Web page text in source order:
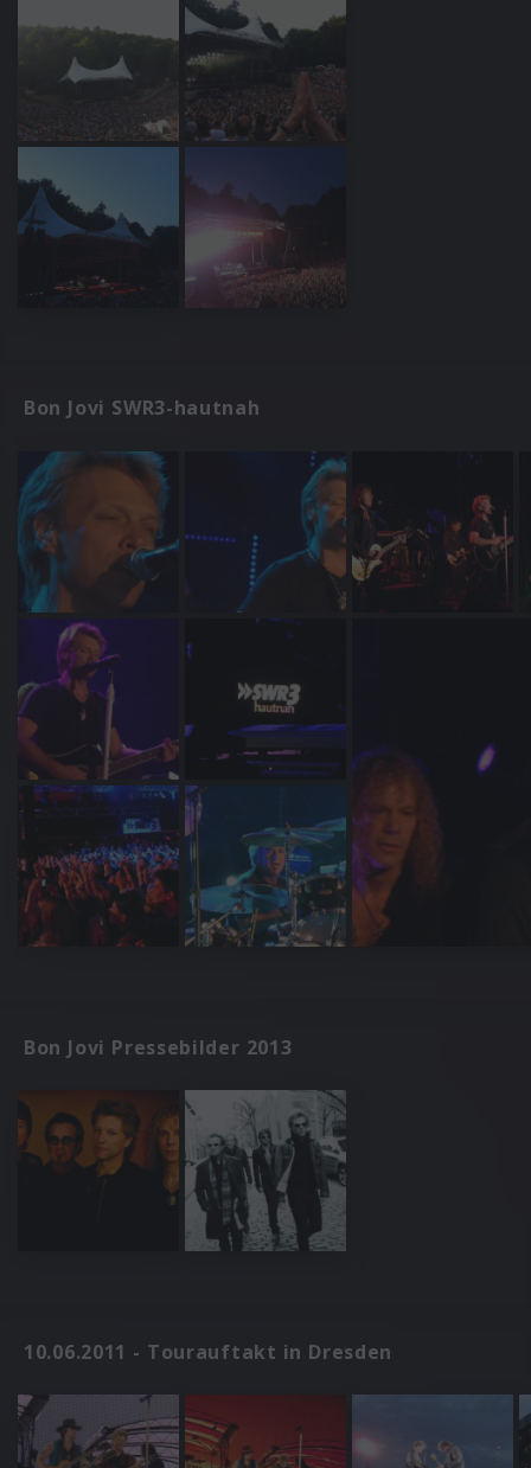
Bon Jovi SWR3-hautnah
Bon Jovi Pressebilder 2013
10.06.2011 - Tourauftakt in Dresden